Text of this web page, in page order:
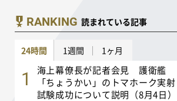
RANKING 読まれている記事
24時間 1週間 1ヶ月
海上幕僚長が記者会見 護衛艦
「ちょうかい」のトマホーク実射
試験成功について説明（8月4日）